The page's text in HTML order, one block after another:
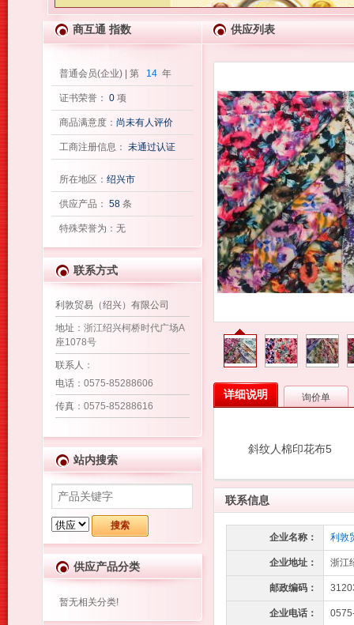
商互通 指数 供应列表
普通会员(企业) | 第 14 年
证书荣誉： 0 项
商品满意度： 尚未有人评价
工商注册信息： 未通过认证
所在地区： 绍兴市
供应产品： 58 条
特殊荣誉为：无
联系方式
利敦贸易（绍兴）有限公司
地址 ：浙江绍兴柯桥时代广场A
座1078号
联系人 ：
电话 ：0575-85288606
传真 ：0575-85288616
站内搜索
供应产品分类
暂无相关分类!
详细说明 询价单
斜纹人棉印花布5
联系信息
企业名称： 利敦
企业地址： 浙江
邮政编码：
企业电话：